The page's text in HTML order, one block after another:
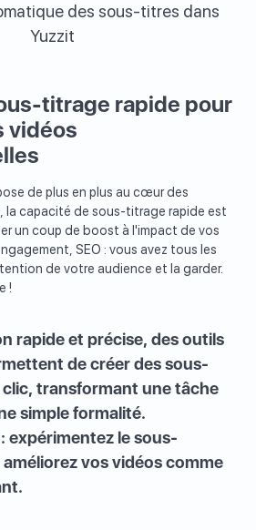
des sous-titres dans
Yuzzit
titrage rapide pour
vidéos
de plus en plus au cœur des
la capacité de sous-titrage rapide est
un coup de boost à l'impact de vos
SEO : vous avez tous les
de votre audience et la garder.
!
rapide et précise, des outils
de créer des sous-
transformant une tâche
simple formalité.
expérimentez le sous-
vos vidéos comme